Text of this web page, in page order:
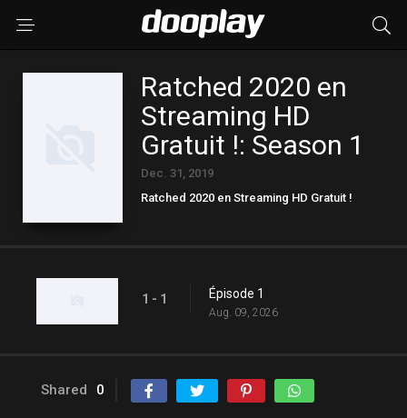
Ratched 2020 en
Streaming HD
Gratuit !: Season 1
Dec. 31, 2019
Ratched 2020 en Streaming HD Gratuit !
1 - 1 Épisode 1
Aug. 09, 2026
Shared 0